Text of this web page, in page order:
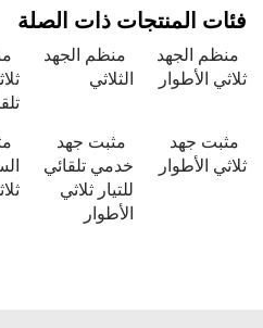
فئات المنتجات ذات الصلة
منظم الجهد
ثلاثي الأطوار
منظم الجهد
الثلاثي
مثبت جهد
ثلاثي الأطوار
مثبت جهد
خدمي تلقائي
للتيار ثلاثي
الأطوار